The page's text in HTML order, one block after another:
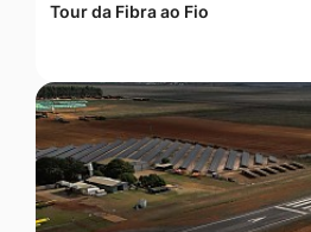
Tour da Fibra ao Fio